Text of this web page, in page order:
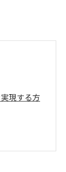
現する方
案する技